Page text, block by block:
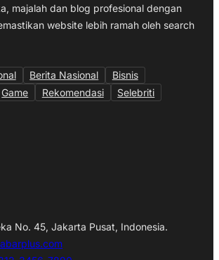
majalah dan blog profesional dengan
website lebih ramah oleh search
Berita Nasional
Bisnis
Game Rekomendasi
Selebriti
No. 45, Jakarta Pusat, Indonesia.